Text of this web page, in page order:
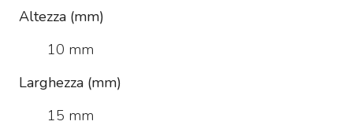
Altezza (mm)
10 mm
Larghezza (mm)
15 mm